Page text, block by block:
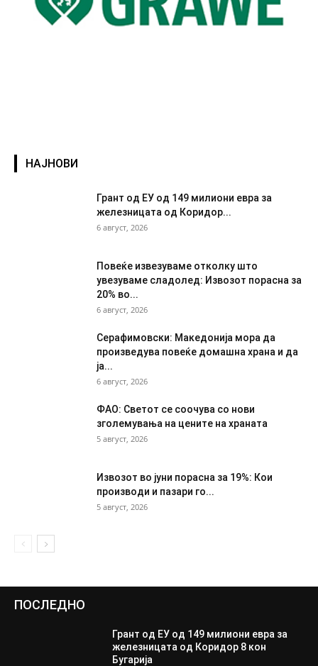
НАЈНОВИ
Грант од ЕУ од 149 милиони евра за
железницата од Коридор...
6 август, 2026
Повеќе извезуваме отколку што
увезуваме сладолед: Извозот порасна за
20% во...
6 август, 2026
Серафимовски: Македонија мора да
произведува повеќе домашна храна и да
ја...
6 август, 2026
ФАО: Светот се соочува со нови
зголемувања на цените на храната
5 август, 2026
Извозот во јуни порасна за 19%: Кои
производи и пазари го...
5 август, 2026
ПОСЛЕДНО
Грант од ЕУ од 149 милиони евра за
железницата од Коридор 8 кон
Бугарија